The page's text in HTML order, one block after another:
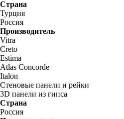
Страна
Турция
Россия
Производитель
Vitra
Creto
Estima
Atlas Concorde
Italon
Стеновые панели и рейки
3D панели из гипса
Страна
Россия